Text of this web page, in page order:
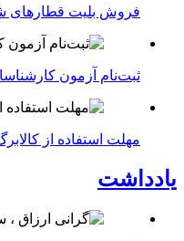
فروش بلیت قطارهای
ثبت‌نام آزمون کارشناسان
مهلت استفاده از
یادداشت